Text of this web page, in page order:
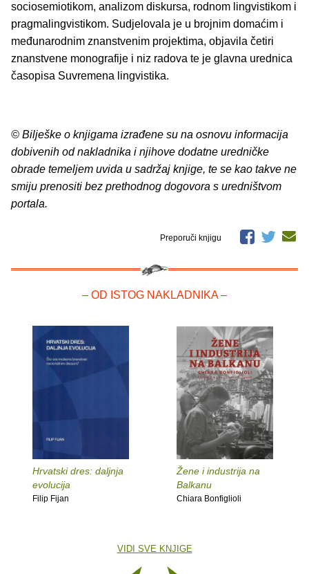
sociosemiotikom, analizom diskursa, rodnom lingvistikom i
pragmalingvistikom. Sudjelovala je u brojnim domaćim i
međunarodnim znanstvenim projektima, objavila četiri
znanstvene monografije i niz radova te je glavna urednica
časopisa Suvremena lingvistika.
© Bilješke o knjigama izrađene su na osnovu informacija
dobivenih od nakladnika i njihove dodatne uredničke
obrade temeljem uvida u sadržaj knjige, te se kao takve ne
smiju prenositi bez prethodnog dogovora s uredništvom
portala.
Preporuči knjigu
– OD ISTOG NAKLADNIKA –
Hrvatski dres: daljnja
evolucija
Filip Fijan
Žene i industrija na
Balkanu
Chiara Bonfiglioli
VIDI SVE KNJIGE